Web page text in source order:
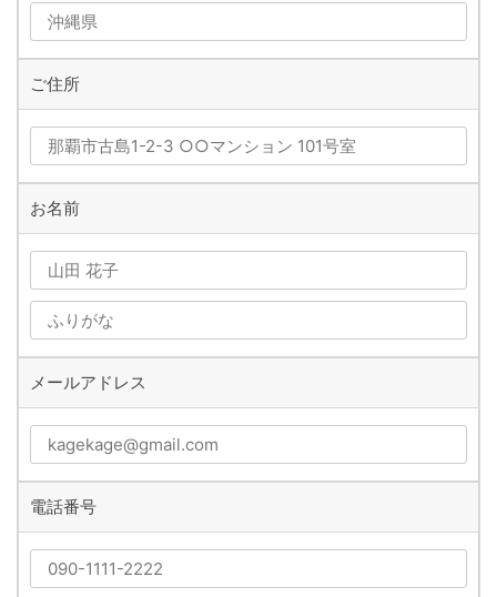
ご住所
お名前
メールアドレス
電話番号